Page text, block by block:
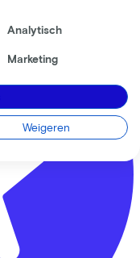
Analytisch
Marketing
Weigeren